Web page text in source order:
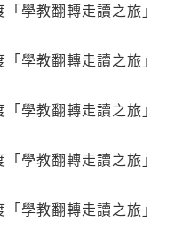
學教翻轉走讀之旅」
學教翻轉走讀之旅」
學教翻轉走讀之旅」
學教翻轉走讀之旅」
學教翻轉走讀之旅」